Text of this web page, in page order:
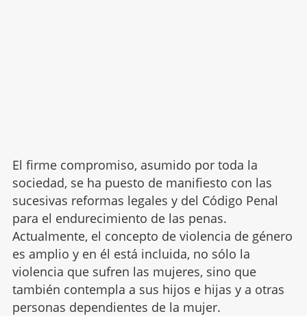
El firme compromiso, asumido por toda la
sociedad, se ha puesto de manifiesto con las
sucesivas reformas legales y del Código Penal
para el endurecimiento de las penas.
Actualmente, el concepto de violencia de género
es amplio y en él está incluida, no sólo la
violencia que sufren las mujeres, sino que
también contempla a sus hijos e hijas y a otras
personas dependientes de la mujer.